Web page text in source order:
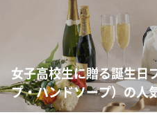
女子高校生に贈る誕生日
プ・ハンドソープ）の人